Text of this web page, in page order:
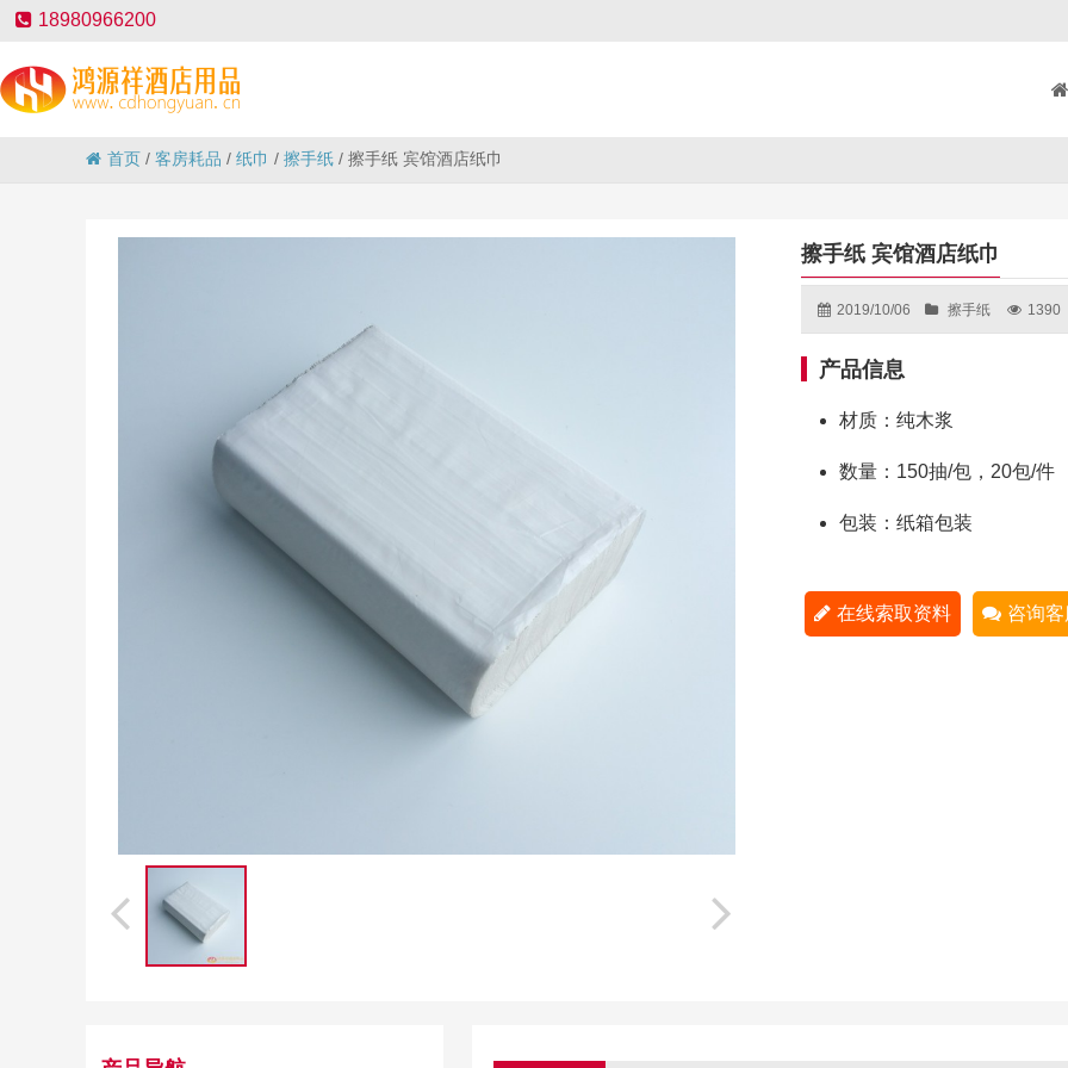
18980966200
首页 / 客房耗品 / 纸巾 / 擦手纸 / 擦手纸 宾馆酒店纸巾
擦手纸 宾馆酒店纸巾
2019/10/06 擦手纸 1390
产品信息
材质：纯木浆
数量：150抽/包，20包/件
包装：纸箱包装
在线索取资料 咨询